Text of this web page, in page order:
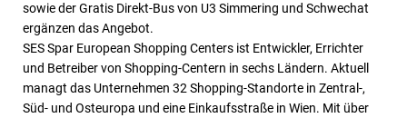
sowie der Gratis Direkt-Bus von U3 Simmering und Schwechat
ergänzen das Angebot.
SES Spar European Shopping Centers ist Entwickler, Errichter
und Betreiber von Shopping-Centern in sechs Ländern. Aktuell
managt das Unternehmen 32 Shopping-Standorte in Zentral-,
Süd- und Osteuropa und eine Einkaufsstraße in Wien. Mit über